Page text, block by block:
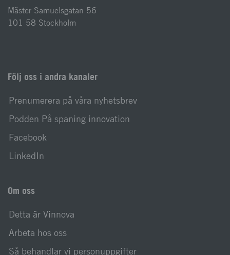
Mäster Samuelsgatan 56
101 58 Stockholm
Följ oss i andra kanaler
Prenumerera på våra nyhetsbrev
Podden På spaning innovation
Facebook
LinkedIn
Om oss
Detta är Vinnova
Arbeta hos oss
Så behandlar vi personuppgifter